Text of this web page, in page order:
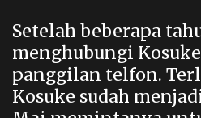
Setelah beberapa
menghubungi
panggilan telfon.
Kosuke sudah